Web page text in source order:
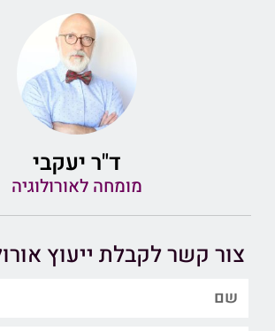
ד"ר יעקבי
מומחה לאורולוגיה
צור קשר לקבלת ייעוץ